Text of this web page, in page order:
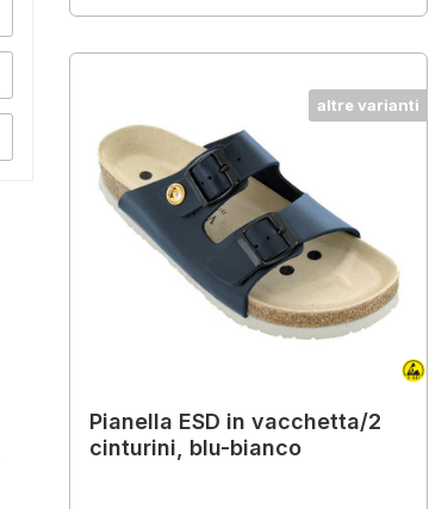
altre varianti
Pianella ESD in vacchetta/2
cinturini, blu-bianco